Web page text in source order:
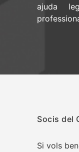
ajuda
Socis del
Si vols